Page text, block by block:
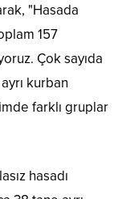
"Hasada
157
Çok sayıda
kurban
farklı gruplar
hasadı